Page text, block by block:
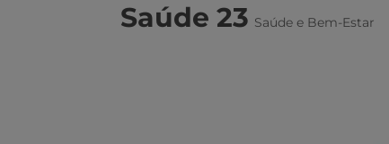
Saúde 23 Saúde e Bem-Estar